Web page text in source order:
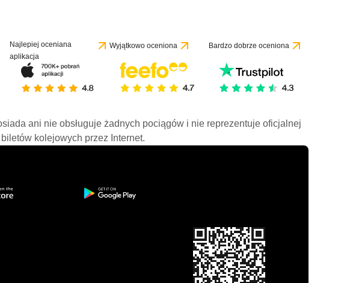
Najlepiej oceniana
aplikacja
Wyjątkowo oceniona Bardzo dobrze oceniona
ani nie obsługuje żadnych pociągów i nie reprezentuje oficjalnej
kolejowych przez Internet.